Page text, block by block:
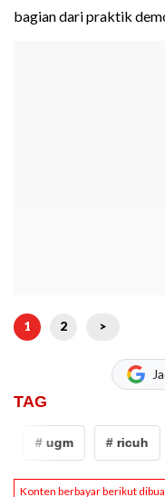
bagian dari praktik
1 2 >
TAG
# ugm # ricuh